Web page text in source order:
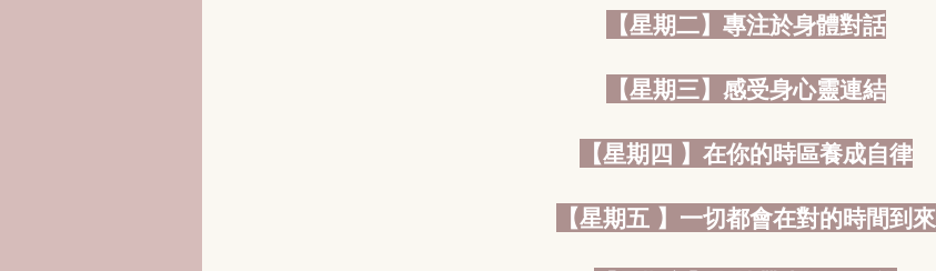
【星期二】專注於身體對話
【星期三】感受身心靈連結
【星期四 】在你的時區養成自律
【星期五 】一切都會在對的時間到來